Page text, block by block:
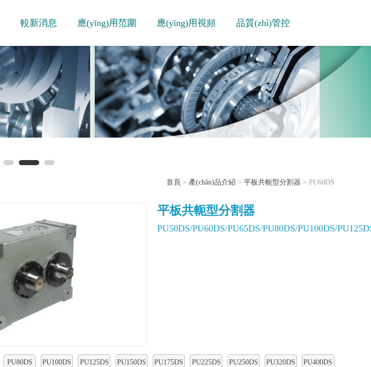
較新消息 應(yīng)用范圍 應(yīng)用視頻 品質(zhì)管控
首頁 > 產(chǎn)品介紹 > 平板共軛型分割器 > PU60DS
平板共軛型分割器
PU50DS/PU60DS/PU65DS/PU80DS/PU100DS/
PU80DS PU100DS PU125DS PU150DS PU175DS PU225DS PU250DS PU320DS PU400DS